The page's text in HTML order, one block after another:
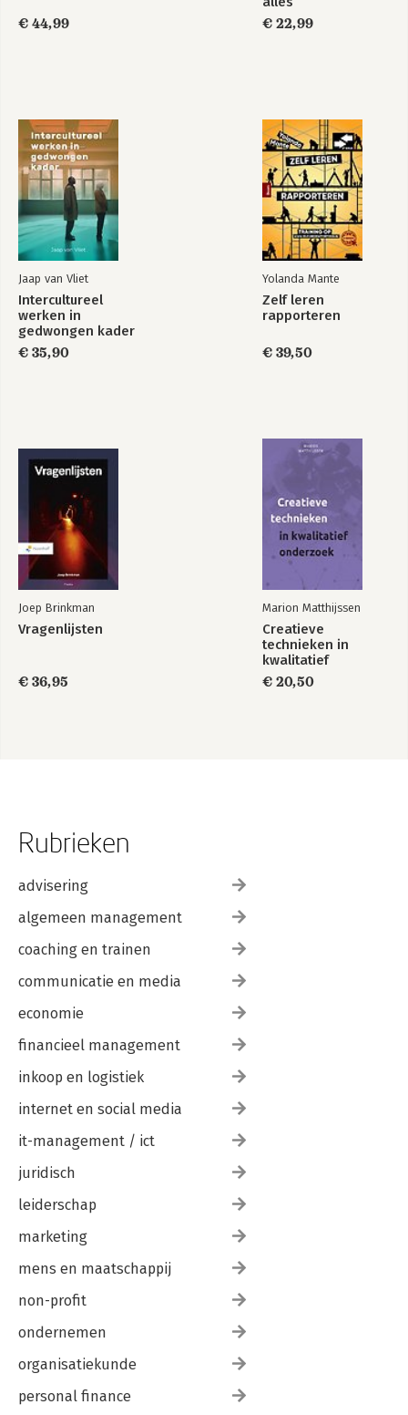
€ 44,99
€ 22,99
Jaap van Vliet
Intercultureel
werken in
gedwongen kader
€ 35,90
Yolanda Mante
Zelf leren
rapporteren
€ 39,50
Joep Brinkman
Vragenlijsten
€ 36,95
Marion Matthijssen
Creatieve
technieken in
kwalitatief
onderzoek
€ 20,50
Rubrieken
advisering
algemeen management
coaching en trainen
communicatie en media
economie
financieel management
inkoop en logistiek
internet en social media
it-management / ict
juridisch
leiderschap
marketing
mens en maatschappij
non-profit
ondernemen
organisatiekunde
personal finance